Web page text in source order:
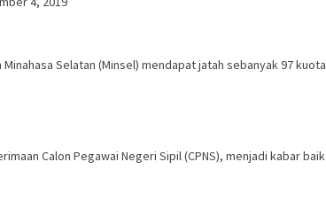
Minahasa Selatan (Minsel) mendapat jatah sebanyak 97
Calon Pegawai Negeri Sipil (CPNS), menjadi kabar